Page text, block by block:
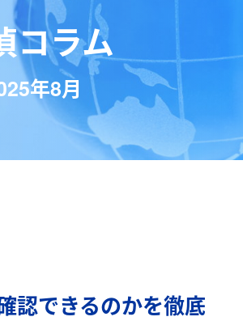
コラム
年8月
認できるのかを徹底